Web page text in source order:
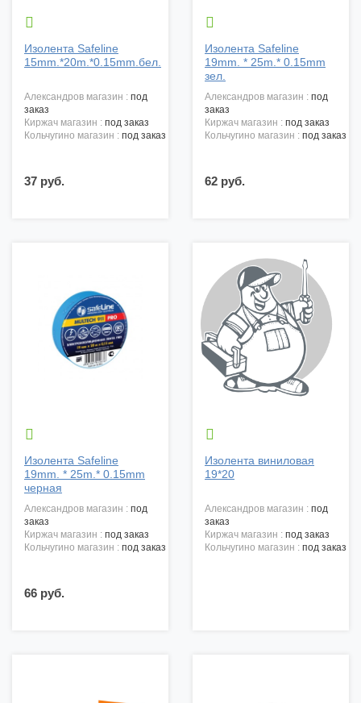

Изолента Safeline
15mm.*20m.*0.15mm.бел.
александров магазин : под
заказ
киржач магазин : под заказ
кольчугино магазин : под заказ
37 руб.

Изолента Safeline
19mm. * 25m.* 0.15mm
зел.
александров магазин : под
заказ
киржач магазин : под заказ
кольчугино магазин : под заказ
62 руб.

Изолента Safeline
19mm. * 25m.* 0.15mm
черная
александров магазин : под
заказ
киржач магазин : под заказ
кольчугино магазин : под заказ
66 руб.

Изолента виниловая
19*20
александров магазин : под
заказ
киржач магазин : под заказ
кольчугино магазин : под заказ